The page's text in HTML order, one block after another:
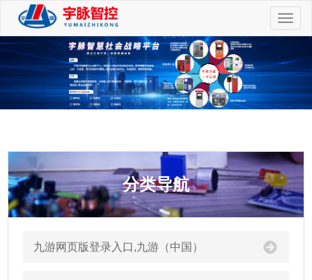
切
换
航
分类导航
九游网页版登录入口,九游（中国）